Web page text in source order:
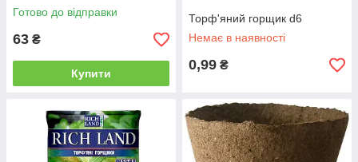
Готово до відправки
63 ₴
Купити
Торф'яний горщик d6
Немає в наявності
0,99 ₴